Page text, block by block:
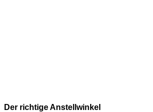
Der richtige Anstellwinkel